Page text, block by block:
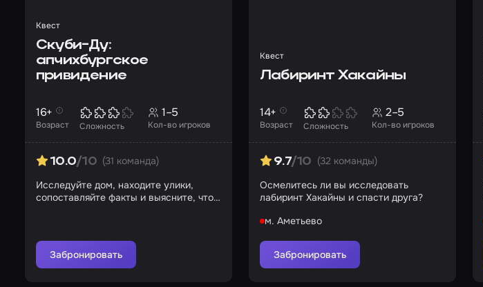
Квест
Скуби-Ду:
апчихбургское
привидение
Возраст
16+
Сложность Кол-во игроков
1–5
10.0/10 (31 команда)
Исследуйте дом, находите улики,
сопоставляйте факты и выясните, что
Забронировать
Квест
Лабиринт Хакайны
Возраст
14+
Сложность Кол-во игроков
2–5
9.7/10 (32 команды)
Осмелитесь ли вы исследовать
лабиринт Хакайны и спасти друга?
м. Аметьево
Забронировать